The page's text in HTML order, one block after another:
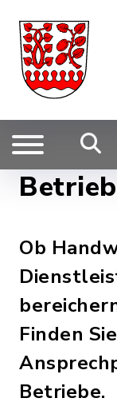
Ob
Finden
Betriebe.